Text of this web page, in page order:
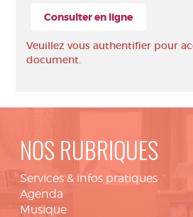
Consulter en ligne
Veuillez vous authentifier pour
document.
NOS RUBRIQUES
Services & infos pratiques
Agenda
Musique